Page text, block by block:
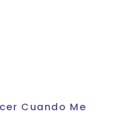
Cuando Me